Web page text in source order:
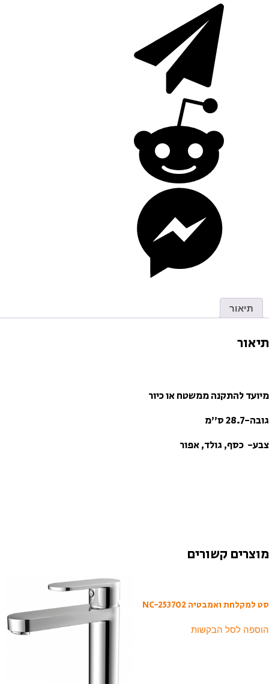
תיאור
תיאור
מיועד להתקנה ממשטח או כיור
גובה-28.7 ס”מ
צבע- כסף, גולד, אפור
מוצרים קשורים
סט למקלחת ואמבטיה NC-253702
הוספה לסל הבקשות